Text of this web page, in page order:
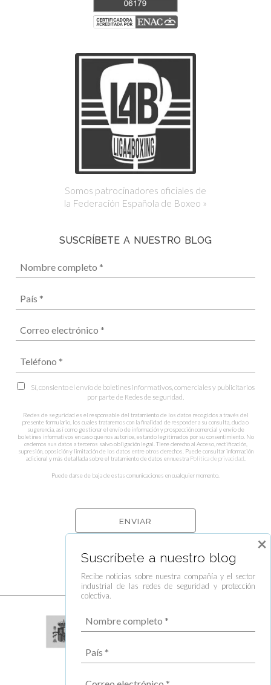
Somos patrocinadores oficiales de
la Federación Española de Boxeo »
SUSCRÍBETE A NUESTRO BLOG
Sí, consiento el envío de boletines informativos, comerciales y publicitarios
por parte de Redes de seguridad.
Redes de seguridad es el responsable del tratamiento de los datos recogidos a través del
presente formulario, los cuales trataremos con la finalidad de responder a su consulta, duda o
sugerencia, así como gestionar el envío de información y prospección comercial y envío de
boletines informativos en caso que nos autorice, estando legitimados por su consentimiento. No
cedemos sus datos a terceros salvo obligación legal. Tiene derecho al Acceso, rectificación,
supresión, oposición y limitación de los datos entre otros derechos. Puede consultar información
adicional y más detallada sobre el tratamiento de datos en nuestra Política de privacidad.
Puede darse de baja de estas comunicaciones en cualquier momento.
Suscríbete a nuestro blog
Recibe noticias sobre nuestra compañía y el sector
industrial de las redes de seguridad y protección
colectiva.
×